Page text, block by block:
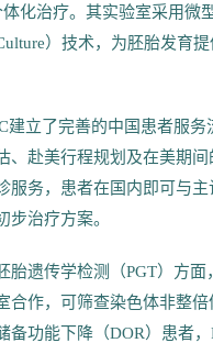
化治疗。其实验室采用微
）技术，为胚胎发育
建立了完善的中国患者服
、赴美行程规划及在美期
服务，患者在国内即可与
步治疗方案。
胎遗传学检测（PGT）方面
合作，可筛查染色体非整
备功能下降（DOR）患者，